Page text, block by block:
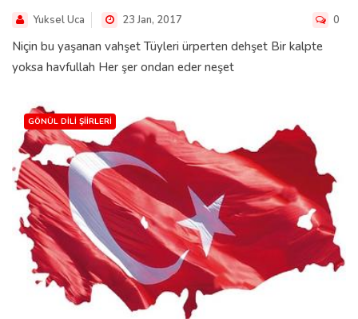
Yuksel Uca 23 Jan, 2017 0
Niçin bu yaşanan vahşet Tüyleri ürperten dehşet Bir kalpte
yoksa havfullah Her şer ondan eder neşet
GÖNÜL DILI ŞIIRLERI